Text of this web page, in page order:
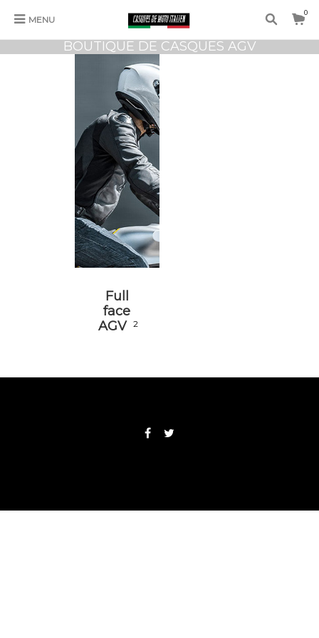
MENU
0
BOUTIQUE DE CASQUES AGV
Full
face
AGV 2